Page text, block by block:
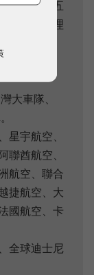
、東南、五
易飛網、理
、威訊
大車隊、
星宇航空、
酋航空、
航空、聯合
捷航空、大
國航空、卡
全球迪士尼